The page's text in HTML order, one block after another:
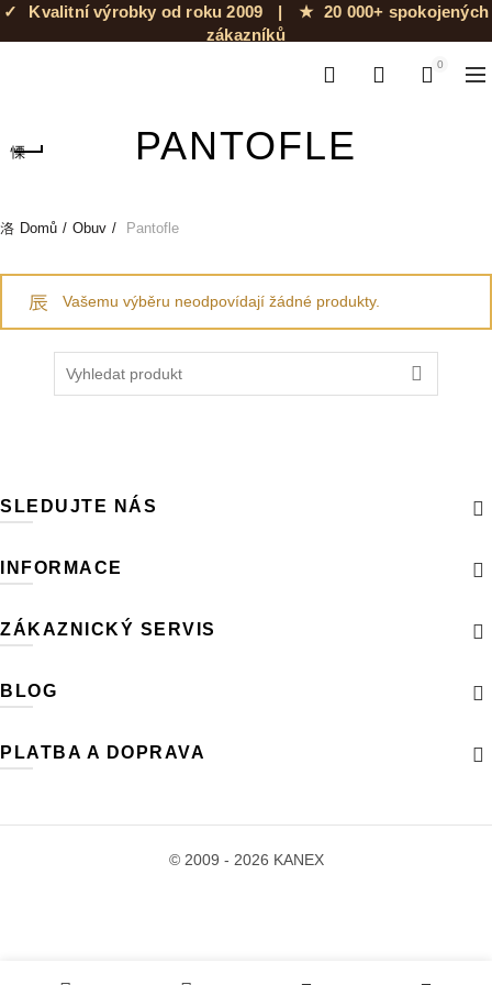
✓ Kvalitní výrobky od roku 2009 | ★ 20 000+ spokojených
zákazníků
0
PANTOFLE
Domů Obuv Pantofle
Vašemu výběru neodpovídají žádné produkty.
SLEDUJTE NÁS
INFORMACE
ZÁKAZNICKÝ SERVIS
BLOG
PLATBA A DOPRAVA
© 2009 - 2026 KANEX